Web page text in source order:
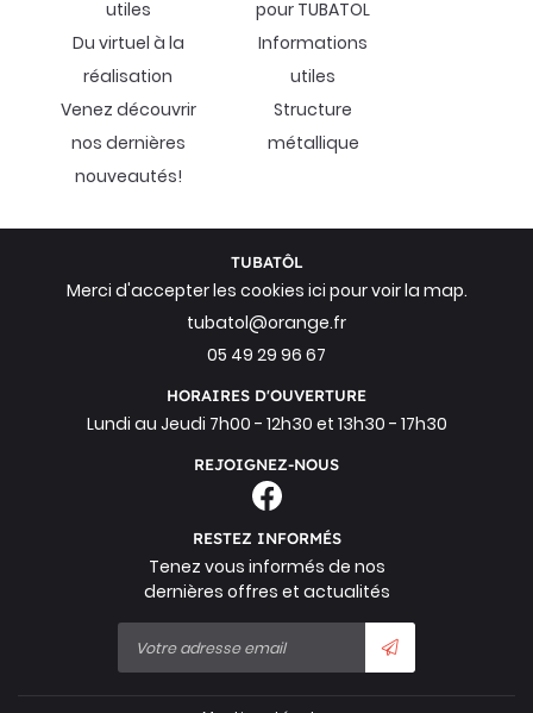
EN IMAGES
AVIS
ACTUALITÉS
CONTACT
utiles
pour TUBATOL
Du virtuel à la
réalisation
Informations
utiles
Venez découvrir
nos dernières
nouveautés!
Structure
métallique
TUBATÔL
Merci d'accepter les cookies ici pour voir la map.
05 49 29 96 67
HORAIRES D'OUVERTURE
Lundi au Jeudi 7h00 - 12h30 et 13h30 - 17h30
REJOIGNEZ-NOUS
RESTEZ INFORMÉS
Tenez vous informés de nos
dernières offres et actualités